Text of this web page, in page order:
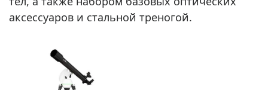
аксессуаров и стальной треногой.